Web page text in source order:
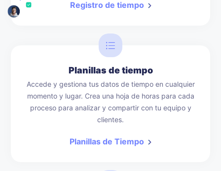
Registro de tiempo
Planillas de tiempo
Accede y gestiona tus datos de tiempo en cualquier
momento y lugar. Crea una hoja de horas para cada
proceso para analizar y compartir con tu equipo y
clientes.
Planillas de Tiempo